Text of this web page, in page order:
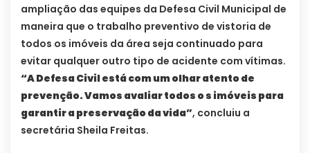
ampliação das equipes da Defesa Civil Municipal de
maneira que o trabalho preventivo de vistoria de
todos os imóveis da área seja continuado para
evitar qualquer outro tipo de acidente com vítimas.
“A Defesa Civil está com um olhar atento de
prevenção. Vamos avaliar todos o s imóveis para
garantir a preservação da vida”, concluiu a
secretária Sheila Freitas.